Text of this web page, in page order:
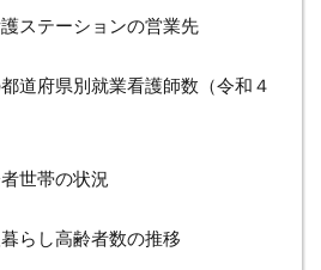
ステーションの営業先
道府県別就業看護師数（令和４
世帯の状況
らし高齢者数の推移